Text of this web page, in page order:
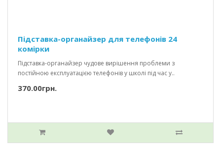
Підставка-органайзер для телефонів 24
комірки
Підставка-органайзер чудове вирішення проблеми з
постійною експлуатацією телефонів у школі під час у..
370.00грн.